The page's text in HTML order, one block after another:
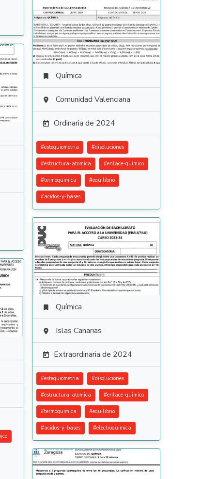
 Química
 Comunidad Valenciana
 Ordinaria de 2024
#estequiometria #disoluciones
#estructura-atomica #enlace-quimico
#termoquimica #equilibrio
#acidos-y-bases
 Química
 Islas Canarias
 Extraordinaria de 2024
#estequiometria #disoluciones
#estructura-atomica #enlace-quimico
#termoquimica #equilibrio
#acidos-y-bases #electroquimica